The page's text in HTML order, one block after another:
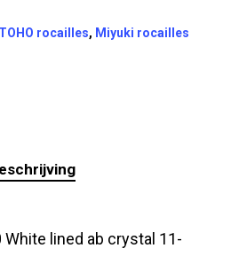
rocailles, Miyuki rocailles
lined ab crystal 11-